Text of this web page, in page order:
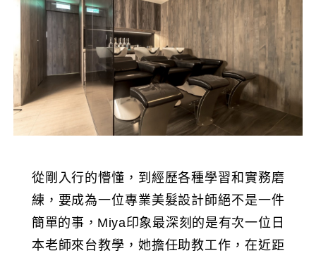
從剛入行的懵懂，到經歷各種學習和實務磨
練，要成為一位專業美髮設計師絕不是一件
簡單的事，Miya印象最深刻的是有次一位日
本老師來台教學，她擔任助教工作，在近距